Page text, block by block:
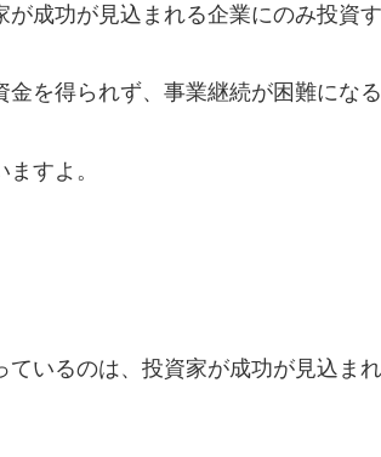
成功が見込まれる企業にのみ投資す
を得られず、事業継続が困難にな
すよ。
いるのは、投資家が成功が見込ま